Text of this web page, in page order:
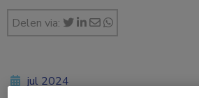
Delen via:
jul 2024